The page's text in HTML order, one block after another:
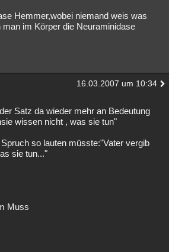
Hemmer,wobei niemand weis was
im Körper die Neuraminidase
16.03.2007 um 10:34
Satz da wieder mehr an Bedeutung
wissen nicht , was sie tun"
so lauten müsste:"Vater vergib
sie tun..."
Muss